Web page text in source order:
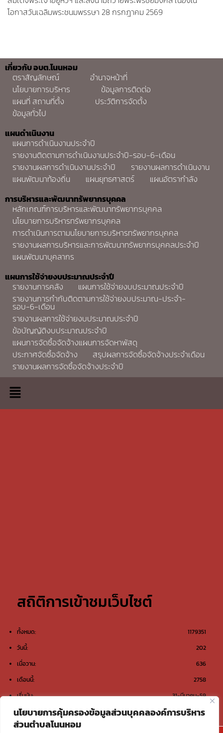
นโยบายการคุ้มครองข้อมูลส่วนบุคคลองค์การบริหาร
ส่วนตำบลโนนหอม
โอกาสวันเฉลิมพระชนมพรรษา 28 กรกฎาคม 2569
เกี่ยวกับ อบต.โนนหอม
ตราสัญลักษณ์
อำนาจหน้าที่
นโยบายการบริหาร
ข้อมูลการติดต่อ
แผนที่ สถานที่ตั้ง
ประวัติการจัดตั้ง
ข้อมูลทั่วไป
แผนดำเนินงาน
แผนการดำเนินงานประจำปี
รายงานติดตามการดำเนินงานประจำปี-รอบ-6-เดือน
รายงานผลการดำเนินงานประจำปี
รายงานผลการดำเนินงาน
แผนพัฒนาท้องถิ่น
แผนยุทธศาสตร์
แผนอัตรากำลัง
การบริหารและพัฒนาทรัพยากรบุคคล
หลักเกณฑ์การบริหารและพัฒนาทรัพยากรบุคคล
นโยบายการบริหารทรัพยากรบุคคล
การดำเนินการตามนโยบายการบริหารทรัพยากรบุคคล
รายงานผลการบริหารและการพัฒนาทรัพยากรบุคคลประจำปี
แผนพัฒนาบุคลากร
แผนการใช้จ่ายงบประมาณประจำปี
รายงานการคลัง
แผนการใช้จ่ายงบประมาณประจำปี
รายงานการกำกับติดตามการใช้จ่ายงบประมาณ-ประจำ-
รอบ-6-เดือน
รายงานผลการใช้จ่ายงบประมาณประจำปี
ข้อบัญญัติงบประมาณประจำปี
แผนการจัดซื้อจัดจ้างแผนการจัดหาพัสดุ
ประกาศจัดซื้อจัดจ้าง
สรุปผลการจัดซื้อจัดจ้างประจำเดือน
รายงานผลการจัดซื้อจัดจ้างประจำปี
สถิติการเข้าชมเว็บไซต์
1179351
ทั้งหมด:
202
วันนี้:
636
เมื่อวาน:
2758
เดือนนี้:
31-มีนาคม-59
เริ่มนับ: